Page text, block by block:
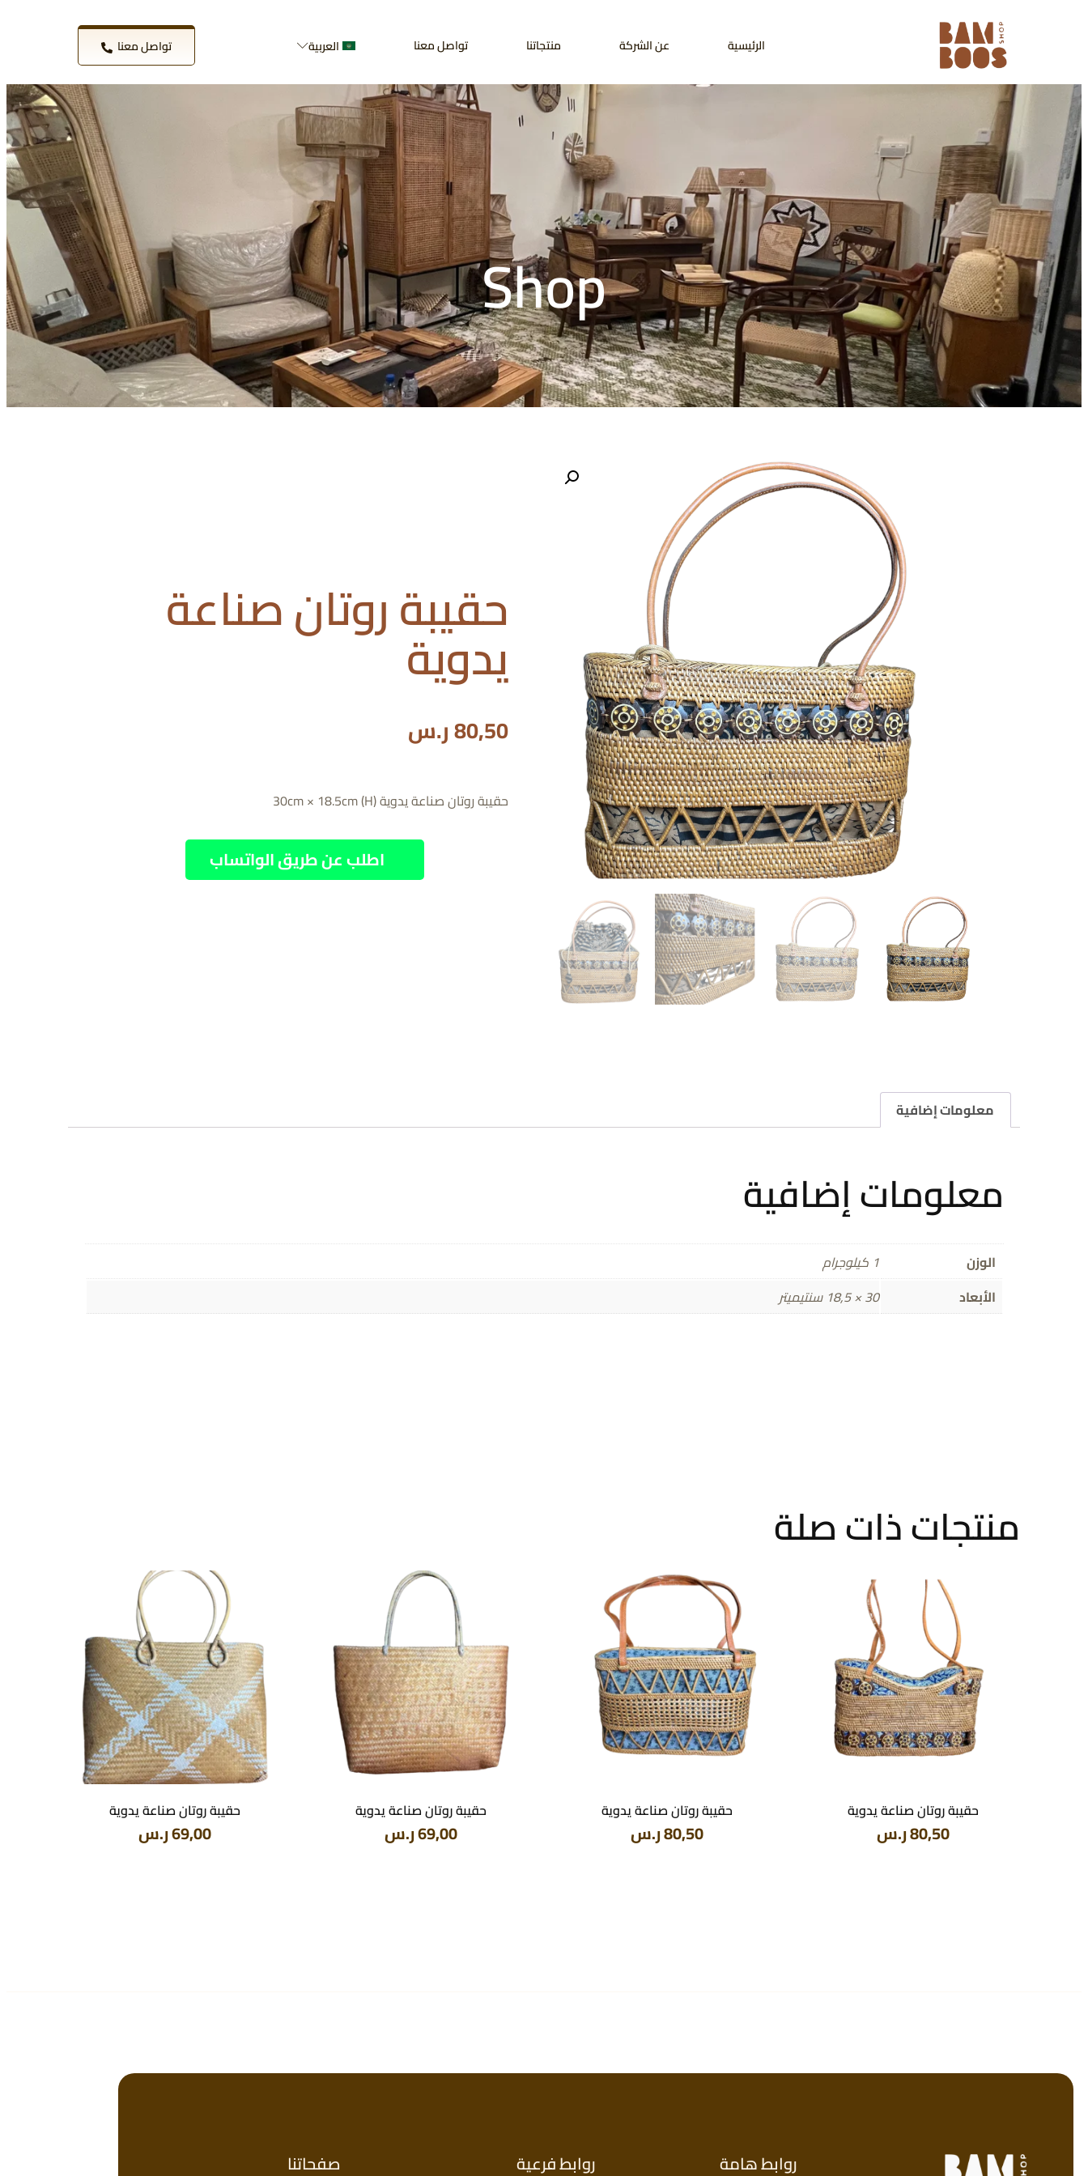
الرئيسية عن الشركة منتجاتنا تواصل معنا العربية تواصل معنا
Shop
حقيبة روتان صناعة
يدوية
80,50ر.س
حقيبة روتان صناعة يدوية 30cm × 18.5cm (H)
اطلب عن طريق الواتساب
معلومات إضافية
معلومات إضافية
الوزن
1 كيلوجرام
الأبعاد
30 × 18,5 سنتيميتر
منتجات ذات صلة
حقيبة روتان صناعة يدوية
80,50ر.س
حقيبة روتان صناعة يدوية
80,50ر.س
حقيبة روتان صناعة يدوية
69,00ر.س
حقيبة روتان صناعة يدوية
69,00ر.س
روابط هامة روابط فرعية صفحاتنا